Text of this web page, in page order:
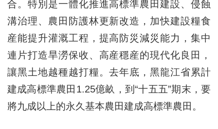
合。特別是一體化推進高標準農田建設、侵蝕
溝治理、農田防護林更新改造，加快建設糧食
産能提升灌溉工程，提高防災減災能力，集中
連片打造旱澇保收、高産穩産的現代化良田，
讓黑土地越種越打糧。去年底，黑龍江省累計
建成高標準農田1.25億畝，到“十五五”期末，要
將九成以上的永久基本農田建成高標準農田。